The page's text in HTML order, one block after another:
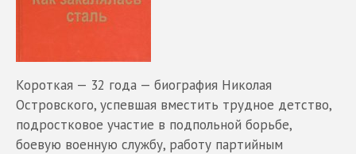
Короткая — 32 года — биография Николая
Островского, успевшая вместить трудное детство,
подростковое участие в подпольной борьбе,
боевую военную службу, работу партийным